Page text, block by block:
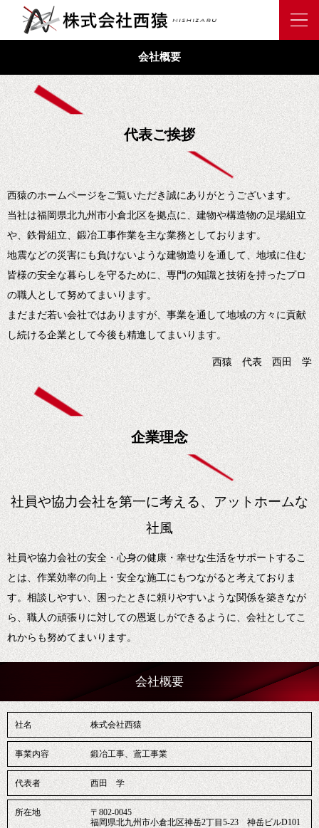
会社概要
代表ご挨拶
西猿のホームページをご覧いただき誠にありがとうございます。
当社は福岡県北九州市小倉北区を拠点に、建物や構造物の足場組立
や、鉄骨組立、鍛冶工事作業を主な業務としております。
地震などの災害にも負けないような建物造りを通して、地域に住む
皆様の安全な暮らしを守るために、専門の知識と技術を持ったプロ
の職人として努めてまいります。
まだまだ若い会社ではありますが、事業を通して地域の方々に貢献
し続ける企業として今後も精進してまいります。
西猿 代表 西田 学
企業理念
社員や協力会社を第一に考える、アットホームな
社風
社員や協力会社の安全・心身の健康・幸せな生活をサポートするこ
とは、作業効率の向上・安全な施工にもつながると考えておりま
す。相談しやすい、困ったときに頼りやすいような関係を築きなが
ら、職人の頑張りに対しての恩返しができるように、会社としてこ
れからも努めてまいります。
会社概要
社名 株式会社西猿
事業内容 鍛冶工事、鳶工事業
代表者 西田 学
所在地
〒802-0045
福岡県北九州市小倉北区神岳2丁目5-23 神岳ビルD101